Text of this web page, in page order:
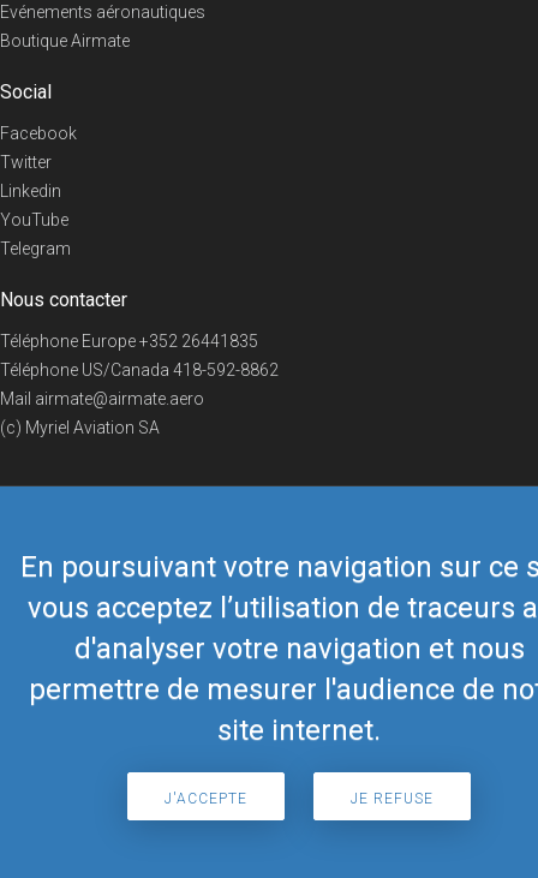
En poursuivant votre navigation sur ce
vous acceptez l’utilisation de traceurs
d'analyser votre navigation et nous
permettre de mesurer l'audience de
site internet.
J'ACCEPTE JE REFUSE
Evénements aéronautiques
Boutique Airmate
Social
Facebook
Twitter
Linkedin
YouTube
Telegram
Nous contacter
Téléphone Europe+352 26441835
Téléphone US/Canada 418-592-8862
Mail airmate@airmate.aero
(c) Myriel Aviation SA